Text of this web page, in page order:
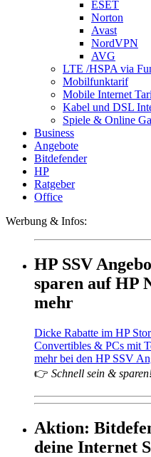
ESET
Norton
Avast
NordVPN
AVG
LTE /HSPA via
Mobilfunktarif
Mobile Internet
Kabel und DSL
Spiele & Online
Business
Angebote
Bitdefender
HP
Ratgeber
Office
Werbung & Infos:
HP SSV
sparen auf HP
mehr
Dicke Rabatte im HP
Convertibles & PCs mit
mehr bei den HP SSV
👉 Schnell sein &
Aktion:
deine Internet